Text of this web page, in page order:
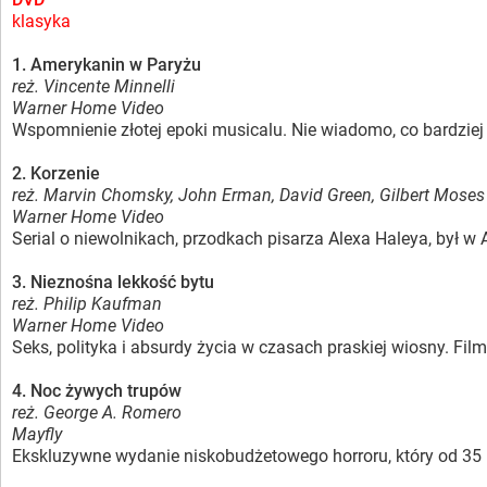
klasyka
1. Amerykanin w Paryżu
reż. Vincente Minnelli
Warner Home Video
Wspomnienie złotej epoki musicalu. Nie wiadomo, co
2. Korzenie
reż. Marvin Chomsky, John Erman, David Green, Gilbert Moses
Warner Home Video
Serial o niewolnikach, przodkach pisarza Alexa Haleya, był
3. Nieznośna lekkość bytu
reż. Philip Kaufman
Warner Home Video
Seks, polityka i absurdy życia w czasach praskiej wiosny.
4. Noc żywych trupów
reż. George A. Romero
Mayfly
Ekskluzywne wydanie niskobudżetowego horroru, który od